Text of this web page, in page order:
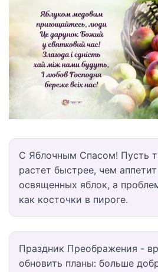
С Яблочным Спасом! Пусть
растет быстрее, чем
освященных яблок, а
как косточки в пироге.
Праздник Преображения -
обновить планы: больше